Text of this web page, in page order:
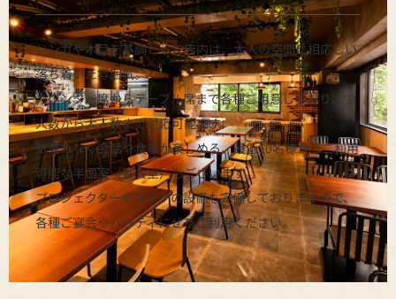
レンガや木目を基調とした店内は、大人の空間に相応しい
落ち着いた雰囲気。
カウンター席からテーブル席まで各種ご用意しており、少
人数から大人数まで対応可能です。
気兼ねなく会話や食事が楽しめる、最低10名様からご利用
可能な半個室（宴会室）もございます。
プロジェクターやマイクの設備も完備しておりますので、
各種ご宴会やパーティにぜひご利用ください。